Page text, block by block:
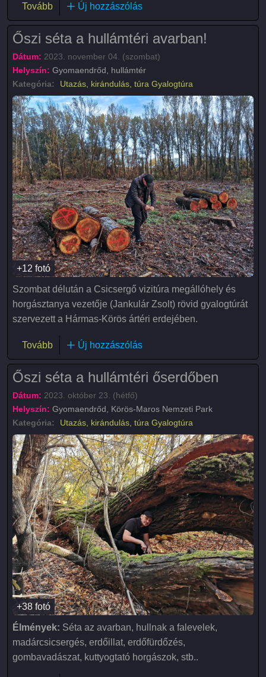
Tovább(Téli séta a hullámtéri őserdőben)
Új hozzászólás
Őszi séta a hullámtéri avarban!
Dátum: 2023. november 04. (szombat)
Helyszín: Gyomaendrőd, hullámtér
Kategória:
Utazás, kirándulás, túra Gyalogtúra
+12 fotó
Szombat délután a Csicsergő vizitúra megállóhely és
horgásztanya vezetője (Jankulár Zsolt) rövid gyalogtúrát
szervezett a Hármas-Körös ártéri erdejében.
Tovább(Őszi séta a hullámtéri avarban!)
Új hozzászólás
Őszi séta a hullámtéri őserdőben
Dátum: 2023. október 23. (hétfő)
Helyszín: Gyomaendrőd, Körös-Maros Nemzeti Park
Kategória:
Utazás, kirándulás, túra Gyalogtúra
+38 fotó
Élmények: Séta az avarban, hullnak a falevelek,
madárcsicsergés, erdőillat, erdőfürdőzés,
gombavadászat, kuttyogtató horgászok, stb..